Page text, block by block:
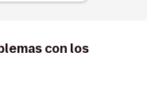
de
con los